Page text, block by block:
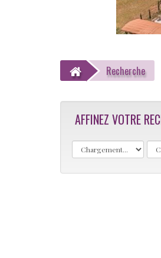
Recherche
AFFINEZ VOTRE